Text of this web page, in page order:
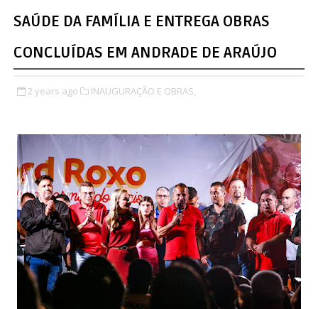
SAÚDE DA FAMÍLIA E ENTREGA OBRAS
CONCLUÍDAS EM ANDRADE DE ARAÚJO
2 years ago INAUGURAÇÃO E OBRAS,